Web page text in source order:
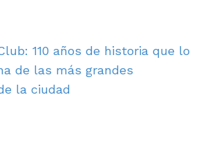
110 años de historia que lo
de las más grandes
la ciudad